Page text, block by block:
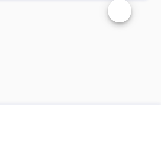
Changer la